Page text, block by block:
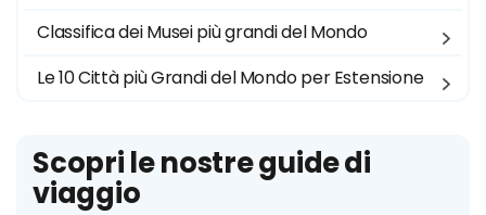
Classifica dei Musei più grandi del Mondo
Le 10 Città più Grandi del Mondo per Estensione
Scopri le nostre guide di
viaggio